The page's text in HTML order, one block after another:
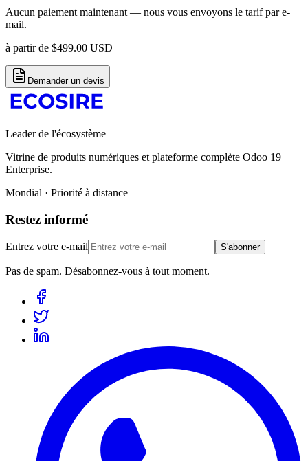
Aucun paiement maintenant — nous vous envoyons le tarif par e-
mail.
à partir de $499.00 USD
Demander un devis
Leader de l'écosystème
Vitrine de produits numériques et plateforme complète Odoo 19
Enterprise.
Mondial · Priorité à distance
Restez informé
Entrez votre e-mail S'abonner
Pas de spam. Désabonnez-vous à tout moment.